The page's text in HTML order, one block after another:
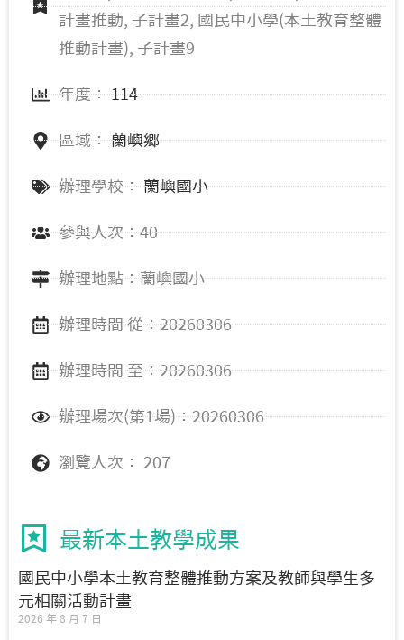
計畫推動, 子計畫2, 國民中小學(本土教育整體
推動計畫), 子計畫9
年度： 114
區域： 蘭嶼鄉
辦理學校： 蘭嶼國小
參與人次：40
辦理地點：蘭嶼國小
辦理時間 從：20260306
辦理時間 至：20260306
辦理場次(第1場)：20260306
瀏覽人次： 207
最新本土教學成果
國民中小學本土教育整體推動方案及教師與學生多
元相關活動計畫
2026 年 8 月 7 日